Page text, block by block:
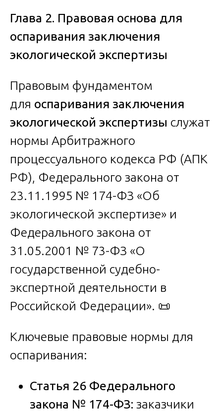
Глава 2. Правовая основа для
оспаривания заключения
экологической экспертизы
Правовым фундаментом
для оспаривания заключения
экологической экспертизы служат
нормы Арбитражного
процессуального кодекса РФ (АПК
РФ), Федерального закона от
23.11.1995 № 174-ФЗ «Об
экологической экспертизе» и
Федерального закона от
31.05.2001 № 73-ФЗ «О
государственной судебно-
экспертной деятельности в
Российской Федерации». 📜
Ключевые правовые нормы для
оспаривания:
Статья 26 Федерального
закона № 174-ФЗ: заказчики